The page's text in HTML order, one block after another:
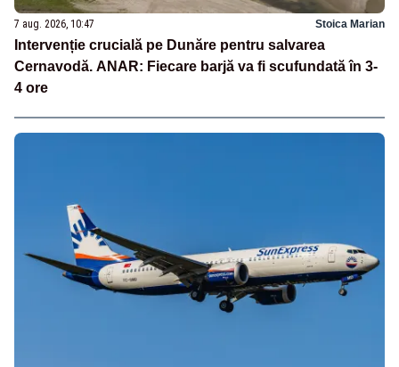
7 aug. 2026, 10:47 Stoica Marian
Intervenție crucială pe Dunăre pentru salvarea
Cernavodă. ANAR: Fiecare barjă va fi scufundată în 3-
4 ore